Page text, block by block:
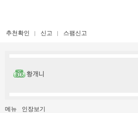
추천확인 신고 스팸신고
황개니
메뉴 인장보기